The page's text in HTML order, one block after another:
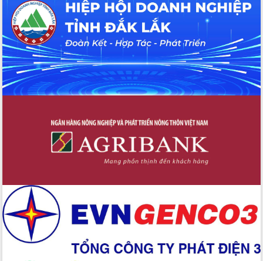
Hội thảo khoa học “Giải pháp thúc đẩy
phát triển nền kinh tế xanh tại tỉnh
Đắk Lắk”
Tăng cường giám sát, đôn đốc thực
hiện nhiệm vụ quản lý tài sản công
hàng tuần
Tháo gỡ những vướng mắc, đẩy mạnh
Đắk Lắk: Tôn vinh 46 giải pháp tại Hội
thi Sáng tạo Kỹ thuật 2024 - 2025
Đắk Lắk rà soát, điều chỉnh Đề án 190
Phó Chủ tịch UBND tỉnh Đắk Lắk
Trương Công Thái kiểm tra thực địa
Dự án cao tốc Khánh Hòa - Buôn Ma
Thuột
Định vị cà phê Việt Nam như một “di
sản sống” trong dòng chảy toàn cầu